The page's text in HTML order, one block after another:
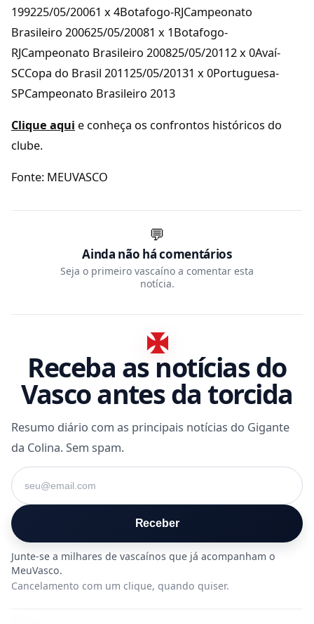
199225/05/20061 x 4Botafogo-RJCampeonato
Brasileiro 200625/05/20081 x 1Botafogo-
RJCampeonato Brasileiro 200825/05/20112 x 0Avaí-
SCCopa do Brasil 201125/05/20131 x 0Portuguesa-
SPCampeonato Brasileiro 2013
Clique aqui e conheça os confrontos históricos do
clube.
Fonte: MEUVASCO
💬
Ainda não há comentários
Seja o primeiro vascaíno a comentar esta
notícia.
Receba as notícias do
Vasco antes da torcida
Resumo diário com as principais notícias do Gigante
da Colina. Sem spam.
Seu e-mail
Receber
Cancelamento com um clique, quando quiser.